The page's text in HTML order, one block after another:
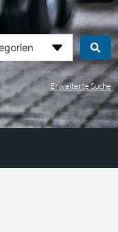
Erweiterte Suche